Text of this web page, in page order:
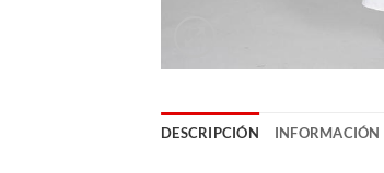
DESCRIPCIÓN